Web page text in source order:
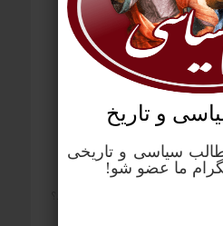
تا ایالات متحده
چیست؟
و تاریخ
سیاسی و تاریخی
ما عضو شو!